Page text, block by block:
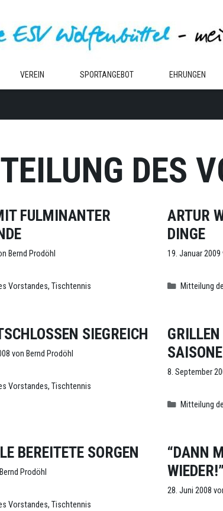
VEREIN SPORTANGEBOT EHRUNGEN
DES
FULMINANTER
Bernd Prodöhl
Vorstandes, Tischtennis
ARTUR
INGE
19. Januar 2009
Kategorien
Mitteilung
SIEGREICH
von Bernd Prodöhl
Vorstandes, Tischtennis
8. September
Kategorien
Mitteilung
BEREITETE SORGEN
Bernd Prodöhl
Vorstandes, Tischtennis
“DANN
WIEDER!”
28. Juni 2008